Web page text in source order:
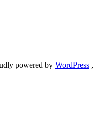
powered by WordPress ,